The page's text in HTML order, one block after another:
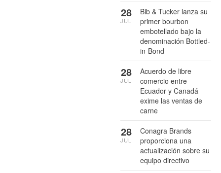
Bib & Tucker lanza su
primer bourbon
embotellado bajo la
denominación Bottled-
in-Bond
28
JUL
Acuerdo de libre
comercio entre
Ecuador y Canadá
exime las ventas de
carne
28
JUL
Conagra Brands
proporciona una
actualización sobre su
equipo directivo
28
JUL